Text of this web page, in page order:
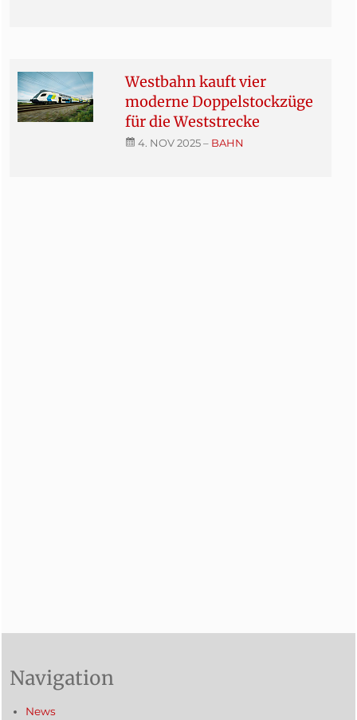
Westbahn kauft vier
moderne Doppelstockzüge
für die Weststrecke
4. NOV 2025– BAHN
Navigation
News